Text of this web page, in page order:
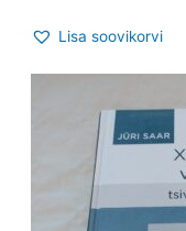
Lisa soovikorvi